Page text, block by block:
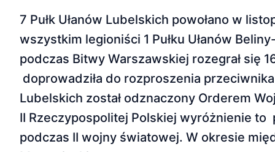
7 Pułk Ułanów Lubelskich powołano w
wszystkim legioniści 1 Pułku Ułanów
podczas Bitwy Warszawskiej rozegrał się
doprowadziła do rozproszenia
Lubelskich został odznaczony Orderem
II Rzeczypospolitej Polskiej wyróżnienie to
podczas II wojny światowej. W okresie